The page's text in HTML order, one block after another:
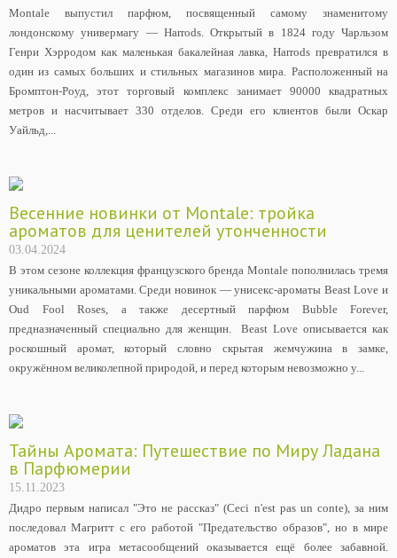
Montale выпустил парфюм, посвященный самому знаменитому
лондонскому универмагу — Harrods. Открытый в 1824 году Чарльзом
Генри Хэрродом как маленькая бакалейная лавка, Harrods превратился в
один из самых больших и стильных магазинов мира. Расположенный на
Бромптон-Роуд, этот торговый комплекс занимает 90000 квадратных
метров и насчитывает 330 отделов. Среди его клиентов были Оскар
Уайльд,...
Весенние новинки от Montale: тройка
ароматов для ценителей утонченности
03.04.2024
В этом сезоне коллекция французского бренда Montale пополнилась тремя
уникальными ароматами. Среди новинок — унисекс-ароматы Beast Love и
Oud Fool Roses, а также десертный парфюм Bubble Forever,
предназначенный специально для женщин. Beast Love описывается как
роскошный аромат, который словно скрытая жемчужина в замке,
окружённом великолепной природой, и перед которым невозможно у...
Тайны Аромата: Путешествие по Миру Ладана
в Парфюмерии
15.11.2023
Дидро первым написал "Это не рассказ" (Ceci n'est pas un conte), за ним
последовал Магритт с его работой "Предательство образов", но в мире
ароматов эта игра метасообщений оказывается ещё более забавной.